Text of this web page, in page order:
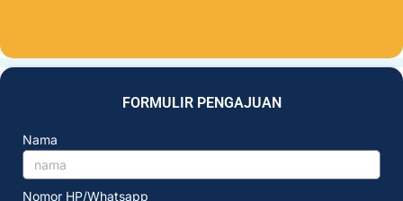
FORMULIR PENGAJUAN
Nama
Nomor HP/Whatsapp